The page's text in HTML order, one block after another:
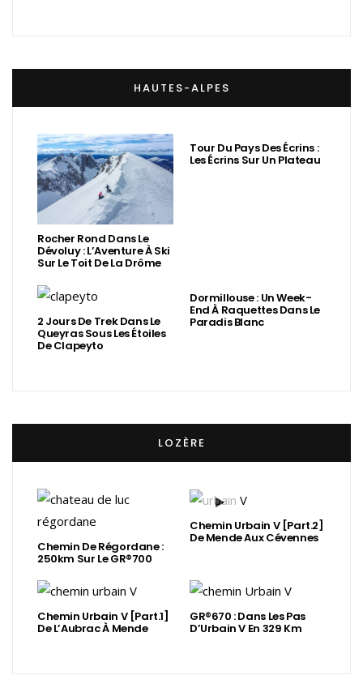
HAUTES-ALPES
Rocher Rond Dans Le
Dévoluy : L’Aventure À Ski
Sur Le Toit De La Drôme
Tour Du Pays Des Écrins :
Les Écrins Sur Un Plateau
2 Jours De Trek Dans Le
Queyras Sous Les Étoiles
De Clapeyto
Dormillouse : Un Week-
End À Raquettes Dans Le
Paradis Blanc
LOZÈRE
Chemin De Régordane :
250km Sur Le GR®700
Chemin Urbain V [Part.2]
De Mende Aux Cévennes
Chemin Urbain V [Part.1]
De L’Aubrac À Mende
GR®670 : Dans Les Pas
D’Urbain V En 329 Km